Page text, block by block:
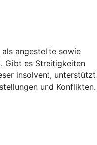
als angestellte sowie
Gibt es Streitigkeiten
insolvent, unterstützt
und Konflikten.